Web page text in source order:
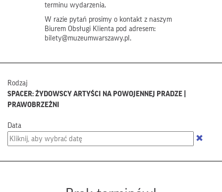
terminu wydarzenia.
W razie pytań prosimy o kontakt z naszym
Biurem Obsługi Klienta pod adresem:
bilety@muzeumwarszawy.pl.
Rodzaj
SPACER: ŻYDOWSCY ARTYŚCI NA POWOJENNEJ PRADZE |
PRAWOBRZEŻNI
Data